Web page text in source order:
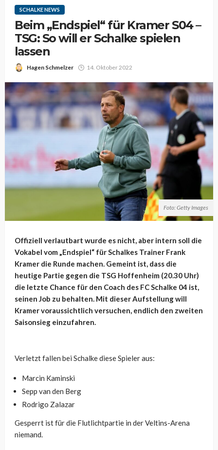
SCHALKE NEWS
Beim „Endspiel“ für Kramer S04 –
TSG: So will er Schalke spielen
lassen
Hagen Schmelzer 14. Oktober 2022
Foto: Getty Images
Offiziell verlautbart wurde es nicht, aber intern soll die
Vokabel vom „Endspiel“ für Schalkes Trainer Frank
Kramer die Runde machen. Gemeint ist, dass die
heutige Partie gegen die TSG Hoffenheim (20.30 Uhr)
die letzte Chance für den Coach des FC Schalke 04 ist,
seinen Job zu behalten. Mit dieser Aufstellung will
Kramer voraussichtlich versuchen, endlich den zweiten
Saisonsieg einzufahren.
Verletzt fallen bei Schalke diese Spieler aus:
Marcin Kaminski
Sepp van den Berg
Rodrigo Zalazar
Gesperrt ist für die Flutlichtpartie in der Veltins-Arena
niemand.